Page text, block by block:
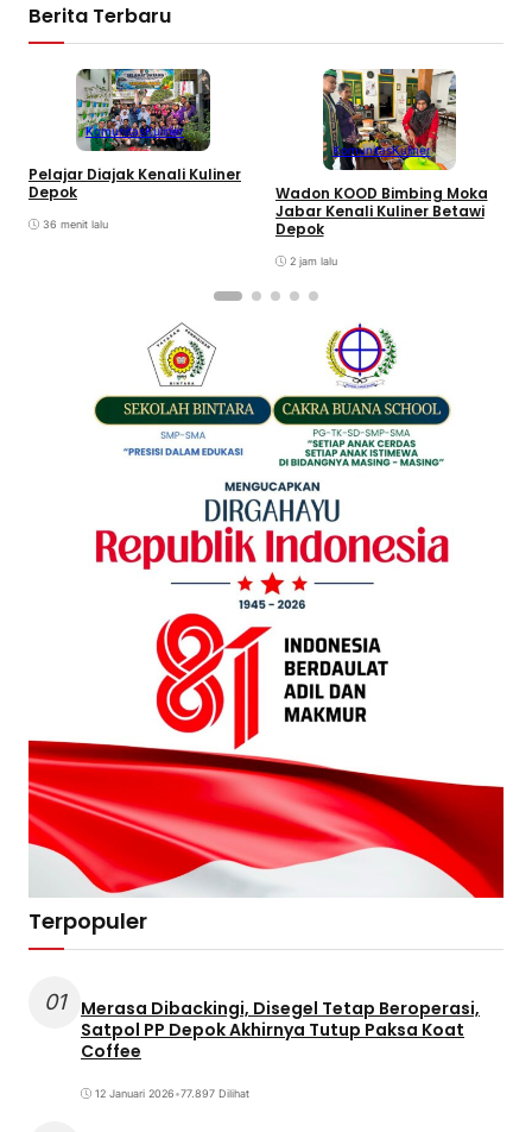
Berita Terbaru
KomunitasKuliner
Pelajar Diajak Kenali Kuliner
Depok
36 menit lalu
KomunitasKuliner
Wadon KOOD Bimbing Moka
Jabar Kenali Kuliner Betawi
Depok
2 jam lalu
Terpopuler
01
Merasa Dibackingi, Disegel Tetap Beroperasi,
Satpol PP Depok Akhirnya Tutup Paksa Koat
Coffee
12 Januari 2026•77.897 Dilihat